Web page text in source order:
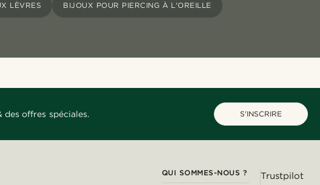
LÈVRES BIJOUX POUR PIERCING À L'OREILLE
des offres spéciales. S'INSCRIRE
QUI SOMMES-NOUS ? Trustpilot